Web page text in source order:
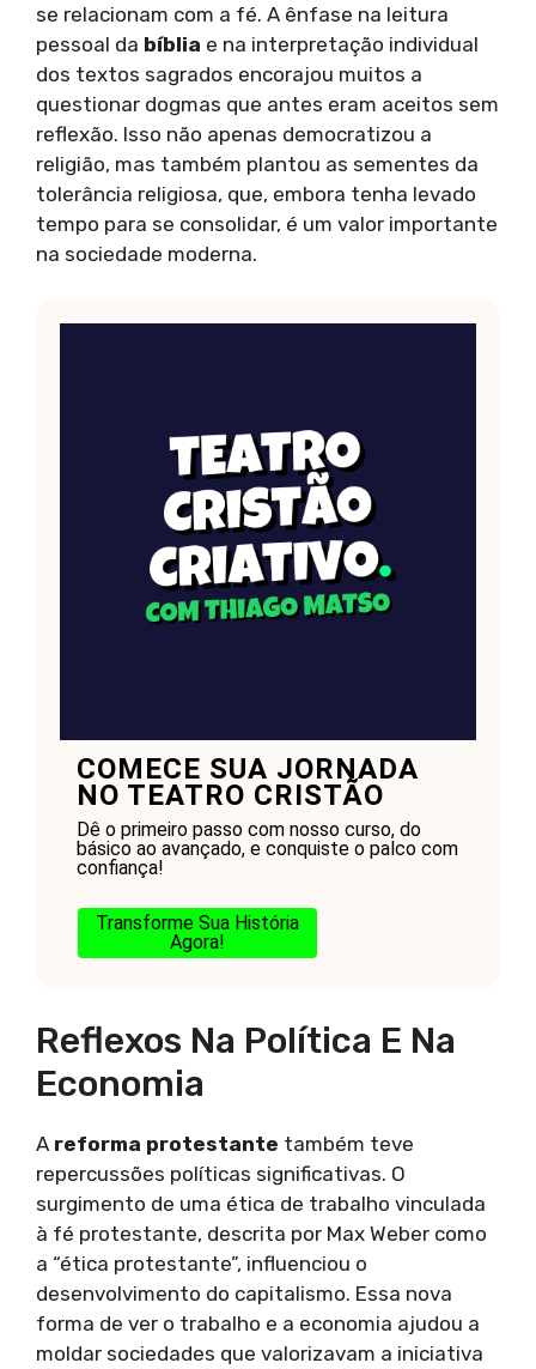
se relacionam com a fé. A ênfase na leitura
pessoal da bíblia e na interpretação individual
dos textos sagrados encorajou muitos a
questionar dogmas que antes eram aceitos sem
reflexão. Isso não apenas democratizou a
religião, mas também plantou as sementes da
tolerância religiosa, que, embora tenha levado
tempo para se consolidar, é um valor importante
na sociedade moderna.
COMECE SUA JORNADA
NO TEATRO CRISTÃO
Dê o primeiro passo com nosso curso, do
básico ao avançado, e conquiste o palco com
confiança!
Transforme Sua História
Agora!
Reflexos Na Política E Na
Economia
A reforma protestante também teve
repercussões políticas significativas. O
surgimento de uma ética de trabalho vinculada
à fé protestante, descrita por Max Weber como
a “ética protestante”, influenciou o
desenvolvimento do capitalismo. Essa nova
forma de ver o trabalho e a economia ajudou a
moldar sociedades que valorizavam a iniciativa